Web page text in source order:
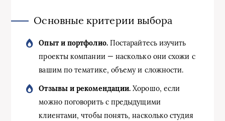
Основные критерии выбора
Опыт и портфолио.Постарайтесь изучить
проекты компании — насколько они схожи с
вашим по тематике, объему и сложности.
Отзывы и рекомендации. Хорошо, если
можно поговорить с предыдущими
клиентами, чтобы понять, насколько студия